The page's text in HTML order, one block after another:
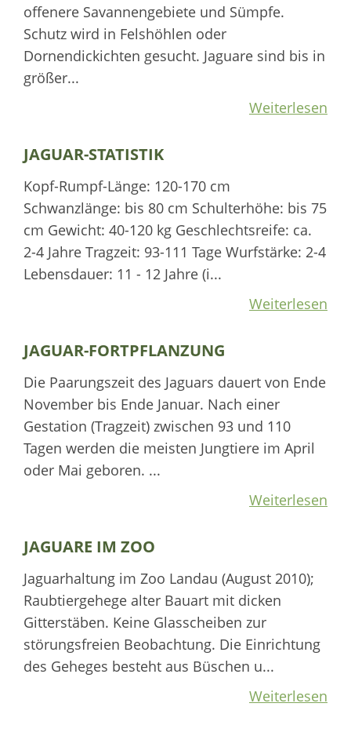
offenere Savannengebiete und Sümpfe.
Schutz wird in Felshöhlen oder
Dornendickichten gesucht. Jaguare sind bis in
größer...
Weiterlesen
JAGUAR-STATISTIK
Kopf-Rumpf-Länge: 120-170 cm
Schwanzlänge: bis 80 cm Schulterhöhe: bis 75
cm Gewicht: 40-120 kg Geschlechtsreife: ca.
2-4 Jahre Tragzeit: 93-111 Tage Wurfstärke: 2-4
Lebensdauer: 11 - 12 Jahre (i...
Weiterlesen
JAGUAR-FORTPFLANZUNG
Die Paarungszeit des Jaguars dauert von Ende
November bis Ende Januar. Nach einer
Gestation (Tragzeit) zwischen 93 und 110
Tagen werden die meisten Jungtiere im April
oder Mai geboren. ...
Weiterlesen
JAGUARE IM ZOO
Jaguarhaltung im Zoo Landau (August 2010);
Raubtiergehege alter Bauart mit dicken
Gitterstäben. Keine Glasscheiben zur
störungsfreien Beobachtung. Die Einrichtung
des Geheges besteht aus Büschen u...
Weiterlesen